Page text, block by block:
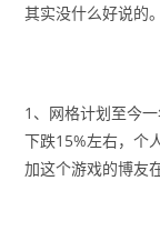
其实没什么好说的
1、网格计划至今
下跌15%左右，个
加这个游戏的博友